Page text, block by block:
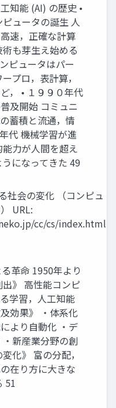
知能 (AI) の歴史 •
ュータの誕生 人
速，正確な計算
も芽生え始める
ピュータはパー
プロ，表計算，
， • １９９０年代
及開始 コミュニ
蓄積と流通，情
代 機械学習が進
力が人間を超え
になってきた 49
社会の変化 （コンピュ
URL:
cc/cs/index.html
革命 1950年より
》 高性能コンピ
学習，人工知能
効果》 ・体系化
より自動化 ・デ
新産業分野の創
化》 富の分配，
在り方に大きな
51